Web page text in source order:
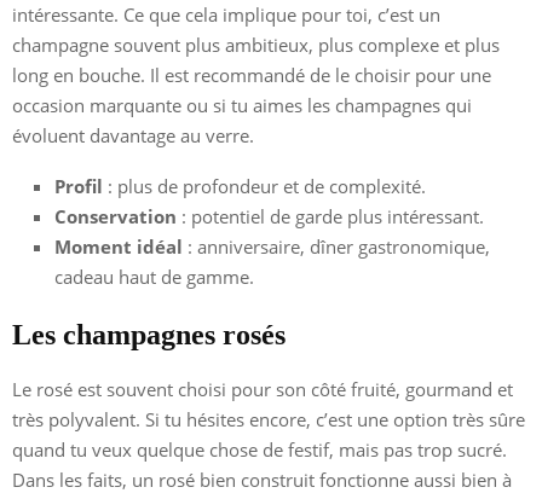
intéressante. Ce que cela implique pour toi, c’est un
champagne souvent plus ambitieux, plus complexe et plus
long en bouche. Il est recommandé de le choisir pour une
occasion marquante ou si tu aimes les champagnes qui
évoluent davantage au verre.
Profil : plus de profondeur et de complexité.
Conservation : potentiel de garde plus intéressant.
Moment idéal : anniversaire, dîner gastronomique,
cadeau haut de gamme.
Les champagnes rosés
Le rosé est souvent choisi pour son côté fruité, gourmand et
très polyvalent. Si tu hésites encore, c’est une option très sûre
quand tu veux quelque chose de festif, mais pas trop sucré.
Dans les faits, un rosé bien construit fonctionne aussi bien à